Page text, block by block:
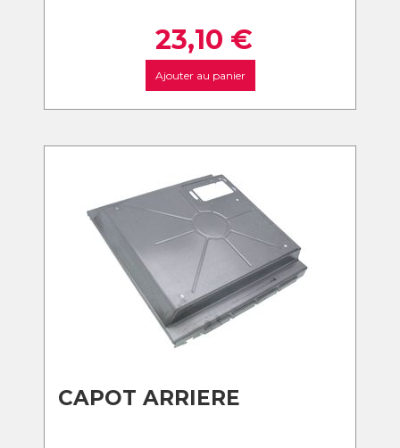
23,10 €
Ajouter au panier
CAPOT ARRIERE